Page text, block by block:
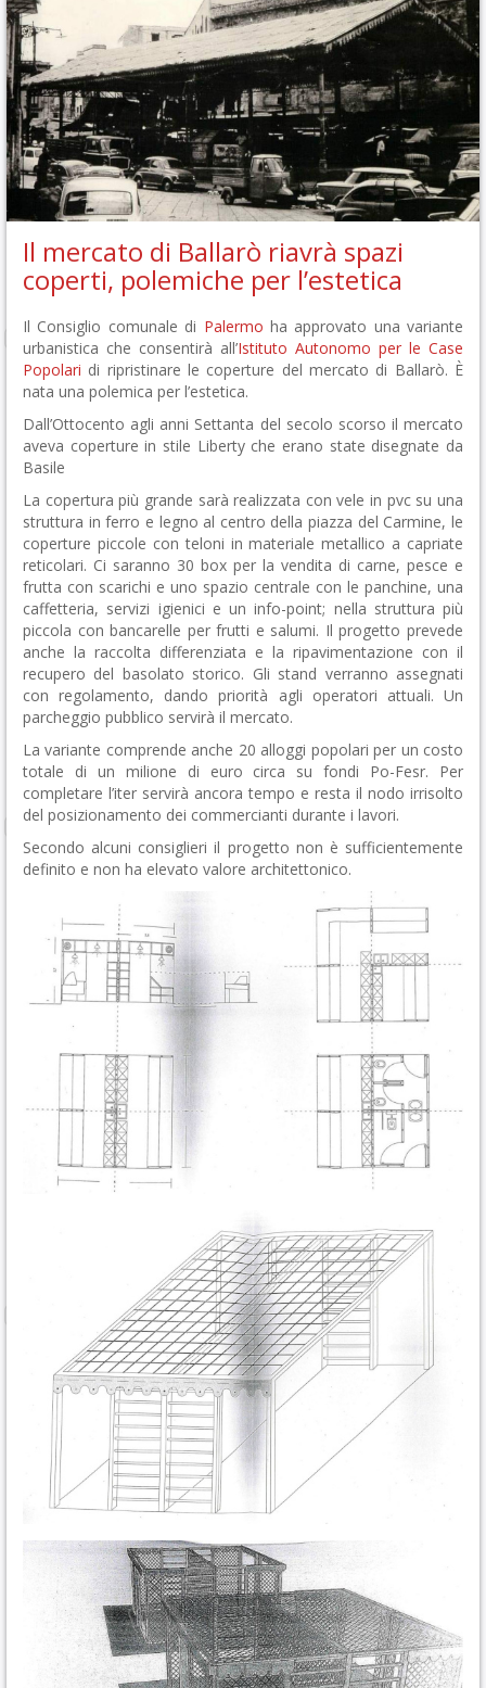
Il mercato di Ballarò riavrà spazi
coperti, polemiche per l’estetica
Il Consiglio comunale di Palermo ha approvato una variante
urbanistica che consentirà all’Istituto Autonomo per le Case
Popolari di ripristinare le coperture del mercato di Ballarò. È
nata una polemica per l’estetica.
Dall’Ottocento agli anni Settanta del secolo scorso il mercato
aveva coperture in stile Liberty che erano state disegnate da
Basile
La copertura più grande sarà realizzata con vele in pvc su una
struttura in ferro e legno al centro della piazza del Carmine, le
coperture piccole con teloni in materiale metallico a capriate
reticolari. Ci saranno 30 box per la vendita di carne, pesce e
frutta con scarichi e uno spazio centrale con le panchine, una
caffetteria, servizi igienici e un info-point; nella struttura più
piccola con bancarelle per frutti e salumi. Il progetto prevede
anche la raccolta differenziata e la ripavimentazione con il
recupero del basolato storico. Gli stand verranno assegnati
con regolamento, dando priorità agli operatori attuali. Un
parcheggio pubblico servirà il mercato.
La variante comprende anche 20 alloggi popolari per un costo
totale di un milione di euro circa su fondi Po-Fesr. Per
completare l’iter servirà ancora tempo e resta il nodo irrisolto
del posizionamento dei commercianti durante i lavori.
Secondo alcuni consiglieri il progetto non è sufficientemente
definito e non ha elevato valore architettonico.